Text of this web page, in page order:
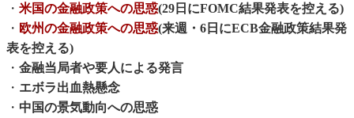
・ 米国の金融政策への思惑(29日にFOMC結果発表を控える)
・ 欧州の金融政策への思惑(来週・6日にECB金融政策結果発
表を控える)
・ 金融当局者や要人による発言
・ エボラ出血熱懸念
・ 中国の景気動向への思惑